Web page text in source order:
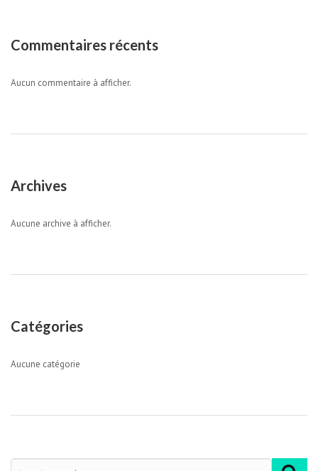
Commentaires récents
Aucun commentaire à afficher.
Archives
Aucune archive à afficher.
Catégories
Aucune catégorie